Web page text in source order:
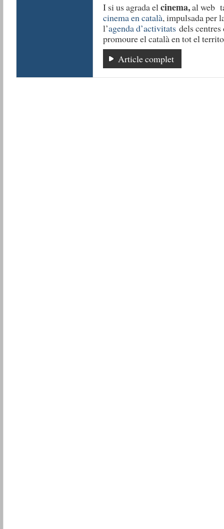
I si us agrada elcinema,al web
cinema en català, impulsada per
l’agenda d’activitatsdels centres
promoure el català en tot el
Article complet